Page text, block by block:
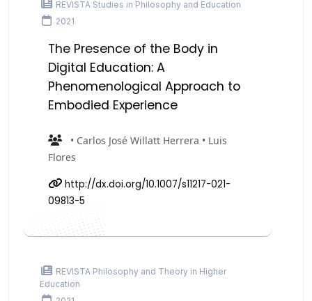
REVISTA Studies in Philosophy and Education
2021
The Presence of the Body in
Digital Education: A
Phenomenological Approach to
Embodied Experience
• Carlos José Willatt Herrera • Luis
Flores
http://dx.doi.org/10.1007/s11217-021-
09813-5
REVISTA Philosophy and Theory in Higher
Education